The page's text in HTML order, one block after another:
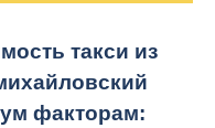
такси из
факторам: